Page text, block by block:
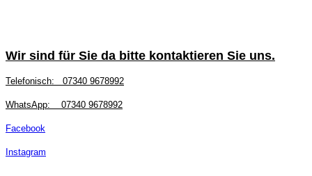
Wir sind für Sie da bitte kontaktieren Sie uns.
Telefonisch: 07340 9678992
WhatsApp: 07340 9678992
Facebook
Instagram